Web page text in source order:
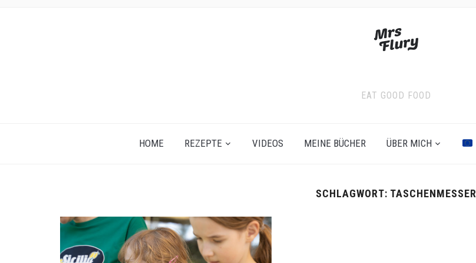
EAT GOOD FOOD
HOME REZEPTE VIDEOS MEINE BÜCHER ÜBER MICH
SCHLAGWORT: TASCHENMESSER